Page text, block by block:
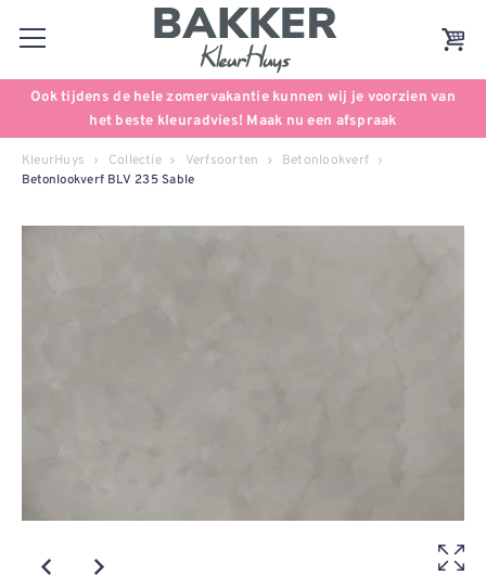
Ook tijdens de hele zomervakantie kunnen wij je voorzien van
het beste kleuradvies! Maak nu een afspraak
KleurHuys Collectie Verfsoorten Betonlookverf
Betonlookverf BLV 235 Sable